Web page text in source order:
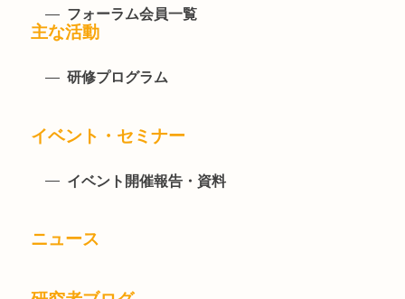
フォーラム会員一覧
主な活動
研修プログラム
イベント・セミナー
イベント開催報告・資料
ニュース